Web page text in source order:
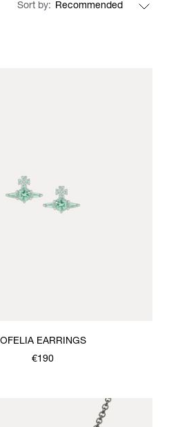
Sort by
OFELIA EARRINGS
€190